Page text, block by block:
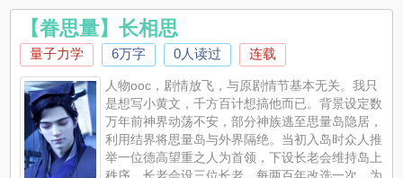
【眷思量】长相思
量子力学 6万字 0人读过 连载
人物ooc，剧情放飞，与原剧情节基本无关。我只
是想写小黄文，千方百计想搞他而已。背景设定数
万年前神界动荡不安，部分神族逃至思量岛隐居，
利用结界将思量岛与外界隔绝。当初入岛时众人推
举一位德高望重之人为首领，下设长老会维持岛上